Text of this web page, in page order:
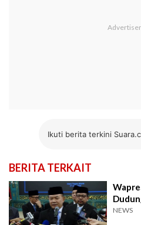
Ikuti berita terkini
BERITA TERKAIT
NEWS